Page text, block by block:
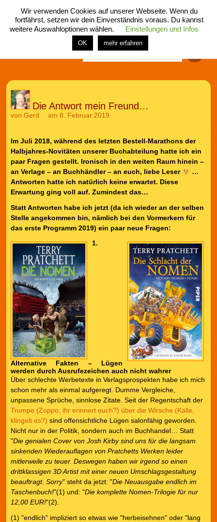
menü
home rubrik buch comic spiel fotos shop
Die Antwort mein Freund…
von Gerd am 8. Februar 2019
Im Juli 2018, während des letzten Bestell-Marathons der
Halbjahres-Novitäten unserer Buchabteilung hatte ich ein
paar Fragen gestellt. Ironisch in den weiten Raum hinein –
an Verlage – an Buchhändler – an euch, liebe Leser
…
Antworten hatte ich natürlich keine erwartet. Diese
Erwartung ging voll auf. Zumindest das…
Statt Antworten habe ich jetzt (da ich wieder an der selben
Stelle angekommen bin, nämlich bei den Vormerkern für
das erste Programm 2019) ein paar neue Fragen:
1.
Alternative Fakten – Lügen
werden durch Ausrufezeichen auch nicht wahrer
Über schlechte Werbetexte in Verlagsprospekten habe ich mich
schon mehr als einmal aufgeregt. Dumme Vergleiche,
unpassene Sprüche, sinnlose Zitate. Seit der Regentschaft der
Trumpe (Zoppo, ihr erinnert euch?) über die Wirsche (Kalle,
klingelt es?) sind offensichtliche Lügen salonfähig geworden.
Nicht nur in der Politik, sondern auch im Buchhandel… Statt
"Die genialen Cover von Josh Kirby sind uns für die langsam
sinkenden Wiederauflagen von Pratchetts Werken leider
mitlerweile zu teuer. Deswegen haben wir irgend so einen
drittklassigen 3D Artist mit einer neuen Umschlagsgestaltung
beauftragt. Sorry" steht da jetzt: "Die Neuausgabe endlich im
Taschenbuch!"(1) und: "Die komplette Nomen-Trilogie für nur
12,00 EUR!"(2).
(1) "endlich" impliziert so etwas wie "herbeisehnen" oder "lang
Wir verwenden Cookies auf unserer Webseite. Wenn du
fortfährst, setzen wir dein Einverständnis voraus. Du kannst
weitere Auswahloptionen wählen.
Einstellungen und Infos
OK mehr erfahren